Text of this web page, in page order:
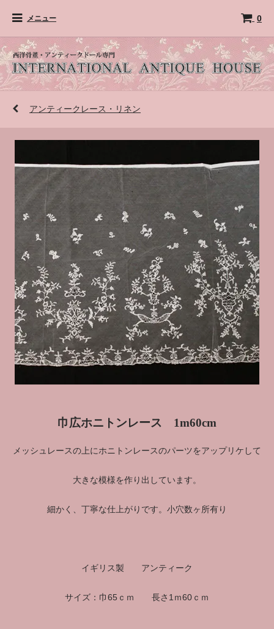
メニュー 0
アンティークレース・リネン
巾広ホニトンレース 1m60cm
メッシュレースの上にホニトンレースのパーツをアップリケして
大きな模様を作り出しています。
細かく、丁寧な仕上がりです。小穴数ヶ所有り
イギリス製 アンティーク
サイズ：巾65ｃｍ 長さ1ｍ60ｃｍ